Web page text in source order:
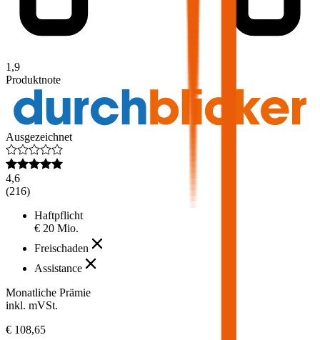
1,9
Produktnote
Ausgezeichnet
4,6
(216)
Haftpflicht
€ 20 Mio.
Freischaden
Assistance
Monatliche Prämie
inkl. mVSt.
€ 108,65